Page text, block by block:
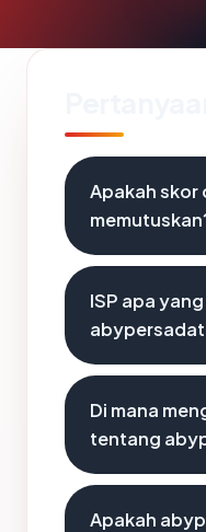
Apakah skor
ISP apa
Di mana
tentang
Apakah